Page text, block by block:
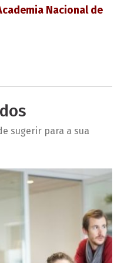
Nacional de
sugerir para a sua